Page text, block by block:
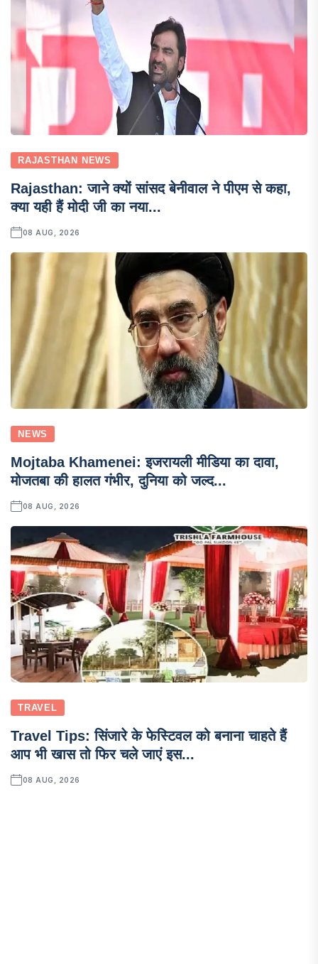
RAJASTHAN NEWS
Rajasthan: जाने क्यों सांसद बेनीवाल ने पीएम से कहा,
क्या यही हैं मोदी जी का नया...
08 AUG, 2026
NEWS
Mojtaba Khamenei: इजरायली मीडिया का दावा,
मोजतबा की हालत गंभीर, दुनिया को जल्द...
08 AUG, 2026
TRAVEL
Travel Tips: सिंजारे के फेस्टिवल को बनाना चाहते हैं
आप भी खास तो फिर चले जाएं इस...
08 AUG, 2026